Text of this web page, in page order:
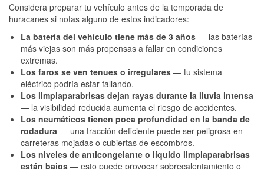
Considera preparar tu vehículo antes de la temporada de
huracanes si notas alguno de estos indicadores:
La batería del vehículo tiene más de 3 años — las baterías
más viejas son más propensas a fallar en condiciones
extremas.
Los faros se ven tenues o irregulares — tu sistema
eléctrico podría estar fallando.
Los limpiaparabrisas dejan rayas durante la lluvia intensa
— la visibilidad reducida aumenta el riesgo de accidentes.
Los neumáticos tienen poca profundidad en la banda de
rodadura — una tracción deficiente puede ser peligrosa en
carreteras mojadas o cubiertas de escombros.
Los niveles de anticongelante o líquido limpiaparabrisas
están bajos — esto puede provocar sobrecalentamiento o